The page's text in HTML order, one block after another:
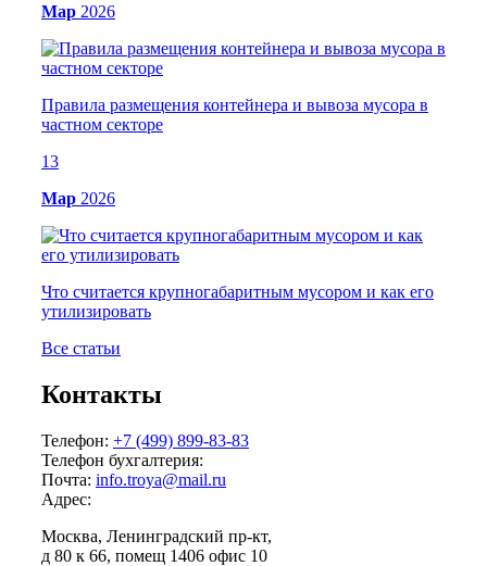
Мар 2026
Правила размещения контейнера и вывоза мусора в
частном секторе
13
Мар 2026
Что считается крупногабаритным мусором и как его
утилизировать
Все статьи
Контакты
Телефон: +7 (499) 899-83-83
Телефон бухгалтерия:
Почта: info.troya@mail.ru
Адрес:
Москва, Ленинградский пр-кт,
д 80 к 66, помещ 1406 офис 10